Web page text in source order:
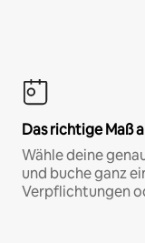
Das richtige Maß
Wähle deine
und buche ganz
Verpflichtungen